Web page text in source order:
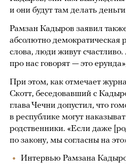
и они будут там делать
Рамзан Кадыров заявил
абсолютно демократическая
слова, люди живут
про нас говорят — это
При этом, как отмечает
Скотт, беседовавший с
глава Чечни допустил, что
в республике могут
родственники. «Если даже
по закону, мы согласны на
Интервью Рамзана